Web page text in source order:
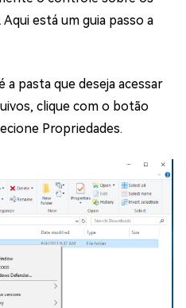
está um guia passo a
a pasta que deseja acessar
clique com o botão
Propriedades.